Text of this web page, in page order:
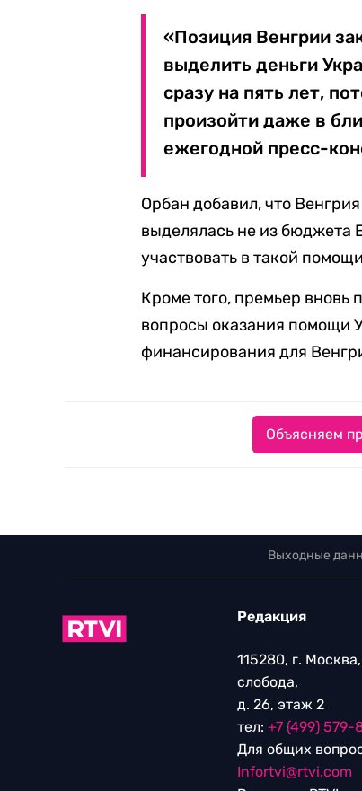
«Позиция Венгрии
выделить деньги
сразу на пять лет,
произойти даже в
ежегодной пресс-
Орбан добавил, что
выделялась не из бюджета
участвовать в такой
Кроме того, премьер вновь
вопросы оказания помощи
финансирования для
Объясняем
Выходные
Редакция
115280, г.
слобода,
д. 26, этаж 2
тел: +7 (499) 579-
Для общих
Infortvi@rtvi.com